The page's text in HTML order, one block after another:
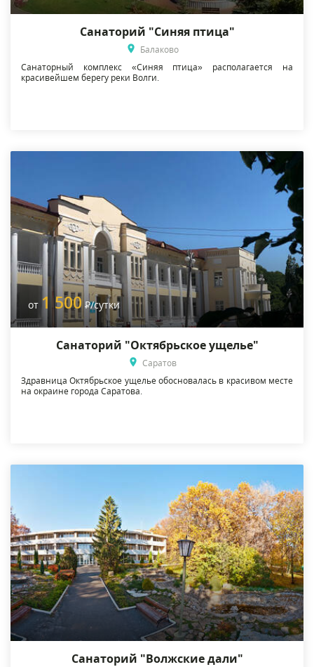
Санаторий "Синяя птица"
Балаково
Санаторный комплекс «Синяя птица» располагается на
красивейшем берегу реки Волги.
от 1 500 Р/сутки
Санаторий "Октябрьское ущелье"
Саратов
Здравница Октябрьское ущелье обосновалась в красивом месте
на окраине города Саратова.
Санаторий "Волжские дали"